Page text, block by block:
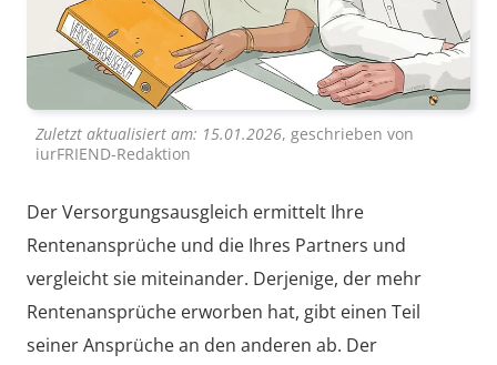
Zuletzt aktualisiert am: 15.01.2026, geschrieben von
iurFRIEND-Redaktion
Der Versorgungsausgleich ermittelt Ihre
Rentenansprüche und die Ihres Partners und
vergleicht sie miteinander. Derjenige, der mehr
Rentenansprüche erworben hat, gibt einen Teil
seiner Ansprüche an den anderen ab. Der